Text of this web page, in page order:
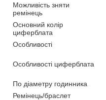
Можливість зняти
ремінець
Основний колір
циферблата
Особливості
Особливості циферблата
По діаметру годинника
Ремінець/браслет